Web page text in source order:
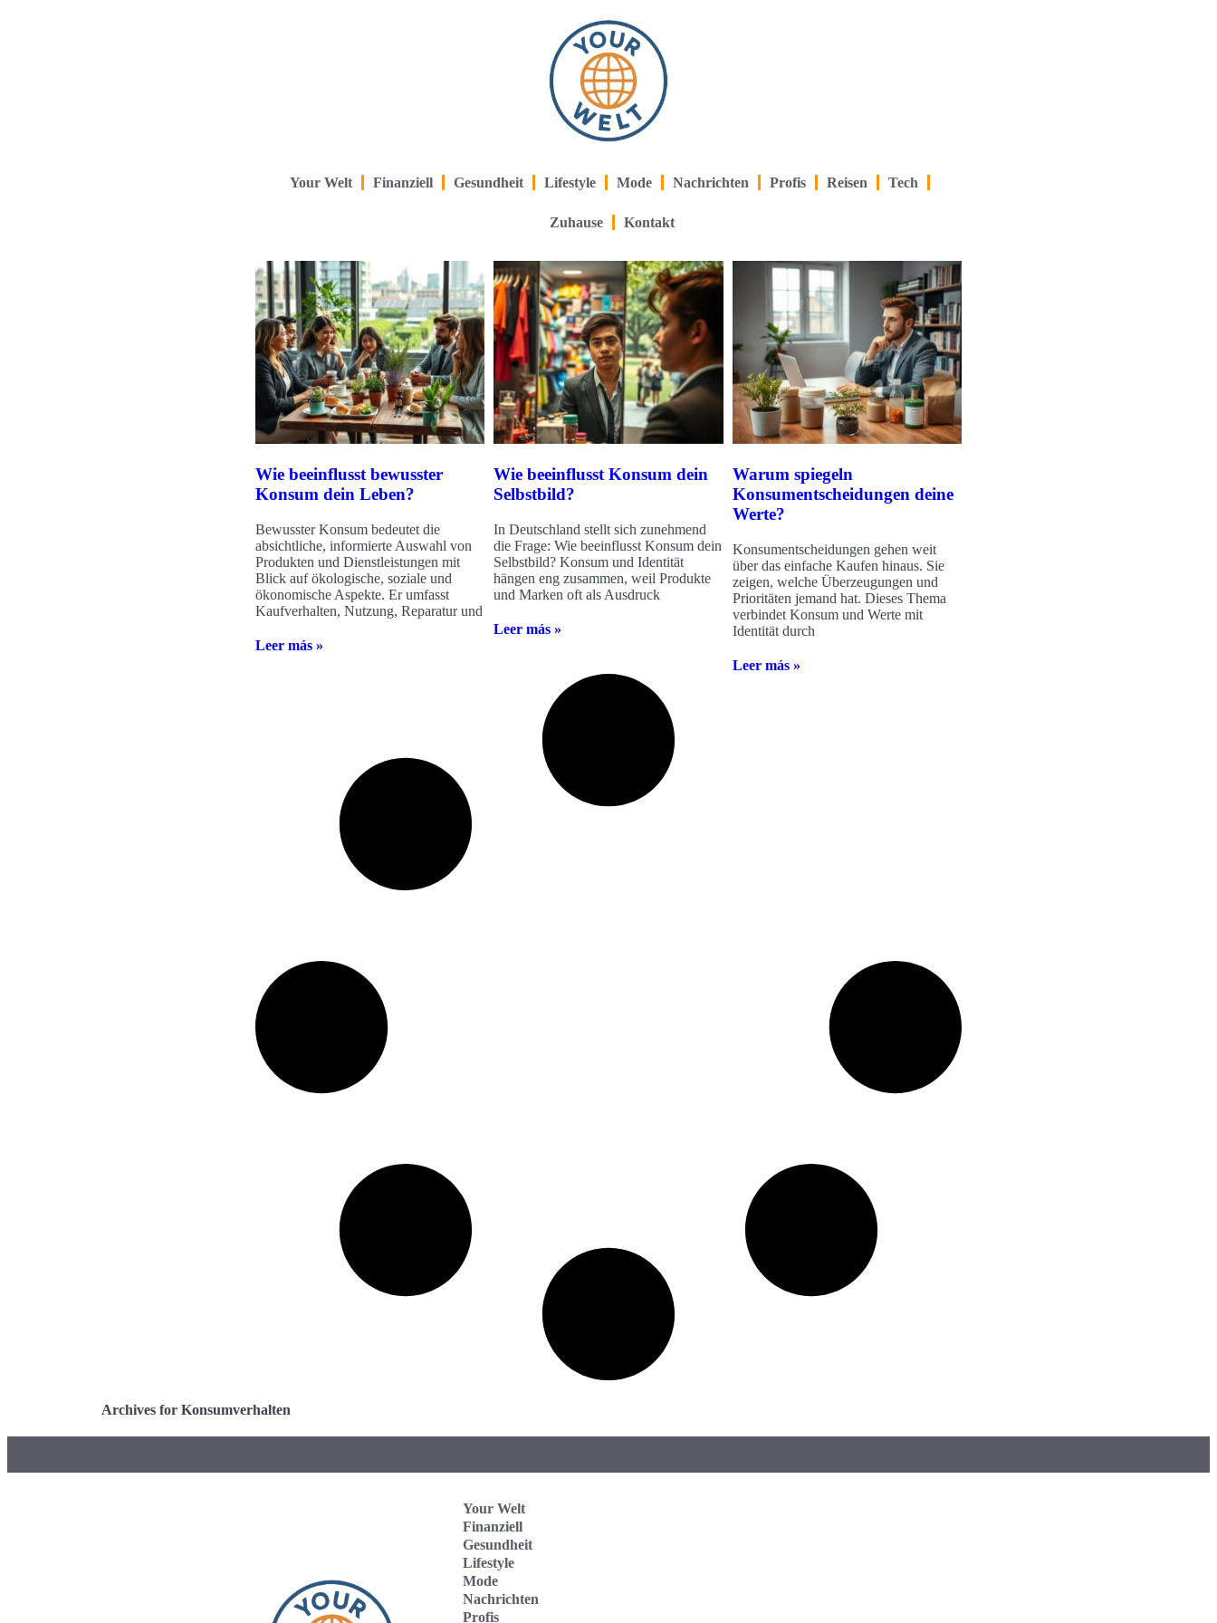
Your Welt Finanziell Gesundheit Lifestyle Mode Nachrichten Profis Reisen Tech
Zuhause Kontakt
Wie beeinflusst bewusster
Konsum dein Leben?
Bewusster Konsum bedeutet die
absichtliche, informierte Auswahl von
Produkten und Dienstleistungen mit
Blick auf ökologische, soziale und
ökonomische Aspekte. Er umfasst
Kaufverhalten, Nutzung, Reparatur und
Leer más »
Wie beeinflusst Konsum dein
Selbstbild?
In Deutschland stellt sich zunehmend
die Frage: Wie beeinflusst Konsum dein
Selbstbild? Konsum und Identität
hängen eng zusammen, weil Produkte
und Marken oft als Ausdruck
Leer más »
Warum spiegeln
Konsumentscheidungen deine
Werte?
Konsumentscheidungen gehen weit
über das einfache Kaufen hinaus. Sie
zeigen, welche Überzeugungen und
Prioritäten jemand hat. Dieses Thema
verbindet Konsum und Werte mit
Identität durch
Leer más »
Archives for Konsumverhalten
Your Welt
Finanziell
Gesundheit
Lifestyle
Mode
Nachrichten
Profis